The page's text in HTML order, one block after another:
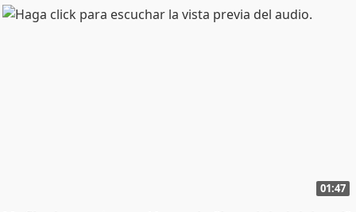
01:47